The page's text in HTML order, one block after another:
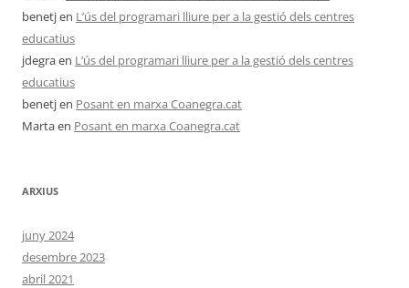
benetjen L’ús del programari lliure per a la gestió dels centres
educatius
jdegraen L’ús del programari lliure per a la gestió dels centres
educatius
benetjen Posant en marxa Coanegra.cat
Martaen Posant en marxa Coanegra.cat
ARXIUS
juny 2024
desembre 2023
abril 2021